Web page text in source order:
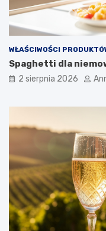
WŁAŚCIWOŚCI
Spaghetti dla
2 sierpnia 2026